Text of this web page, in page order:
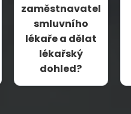
zaměstnavatel
smluvního
lékaře a dělat
lékařský
dohled?